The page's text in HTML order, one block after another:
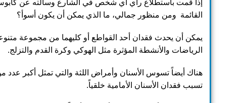
إذا قمت باستطلاع رأي أي شخص في الشارع وسألته عن
القائمة ومن منظور جمالي، ما الذي يمكن أن يكون أسوأ؟
يمكن أن يحدث فقدان أحد القواطع أو كليهما من مجموعة
الرياضات والأنشطة المؤثرة مثل الهوكي وكرة القدم والتزلج.
هناك أيضاً تسوس الأسنان وأمراض اللثة والتي تمثل أكبر عدد
تسبب فقدان الأسنان الأمامية خلقياً.